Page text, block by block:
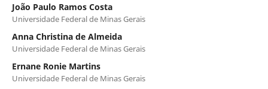
João Paulo Ramos Costa
Universidade Federal de Minas Gerais
Anna Christina de Almeida
Universidade Federal de Minas Gerais
Ernane Ronie Martins
Universidade Federal de Minas Gerais